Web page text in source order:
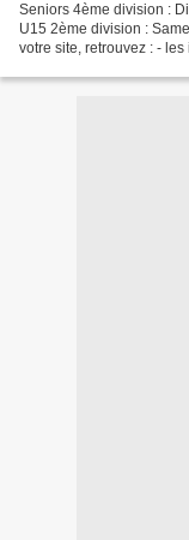
Seniors 4ème division :
U15 2ème division :
votre site, retrouvez : -